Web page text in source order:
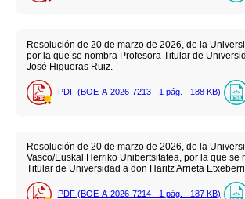
Resolución de 20 de marzo de 2026, de la
por la que se nombra Profesora Titular de
José Higueras Ruiz.
PDF (BOE-A-2026-7213 - 1 pág. - 188 KB)
Resolución de 20 de marzo de 2026, de la
Vasco/Euskal Herriko Unibertsitatea, por la que se
Titular de Universidad a don Haritz Arrieta
PDF (BOE-A-2026-7214 - 1 pág. - 187 KB)